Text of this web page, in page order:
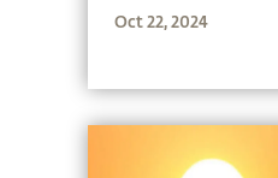
Oct 22, 2024